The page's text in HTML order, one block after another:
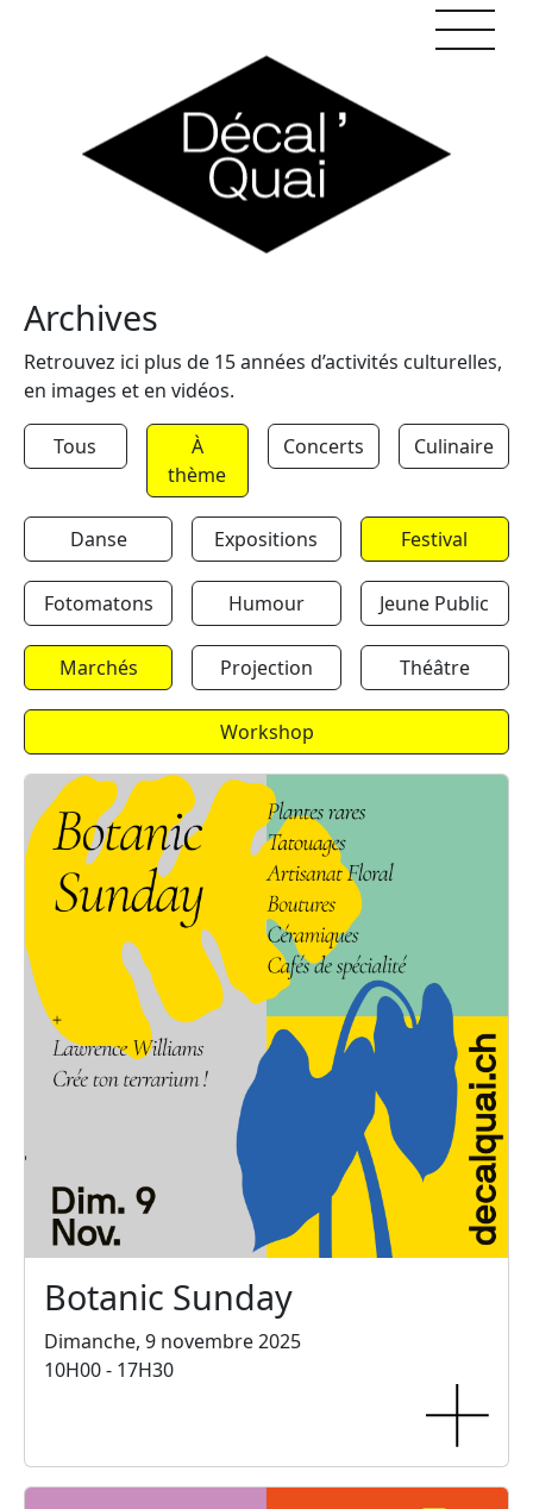
Archives
Retrouvez ici plus de 15 années d’activités culturelles,
en images et en vidéos.
Tous
À
thème
Concerts Culinaire
Danse Expositions Festival
Fotomatons Humour Jeune Public
Marchés Projection Théâtre
Workshop
Botanic Sunday
Dimanche, 9 novembre 2025
10H00 - 17H30